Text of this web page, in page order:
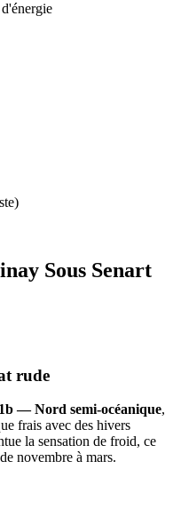
Sous Senart
rude
— Nord semi-océanique,
frais avec des hivers
la sensation de froid, ce
novembre à mars.